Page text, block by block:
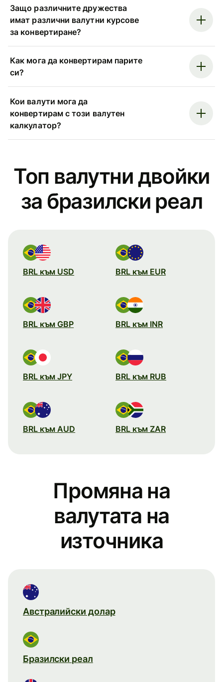
Защо различните дружества
имат различни валутни курсове
за конвертиране?
Как мога да конвертирам парите
си?
Кои валути мога да
конвертирам с този валутен
калкулатор?
Топ валутни двойки
за бразилски реал
BRL към USD BRL към EUR
BRL към GBP BRL към INR
BRL към JPY BRL към RUB
BRL към AUD BRL към ZAR
Промяна на
валутата на
източника
Австралийски долар
Бразилски реал